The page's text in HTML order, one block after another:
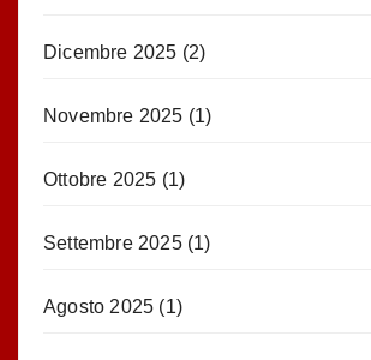
Dicembre 2025 (2)
Novembre 2025 (1)
Ottobre 2025 (1)
Settembre 2025(1)
Agosto 2025 (1)